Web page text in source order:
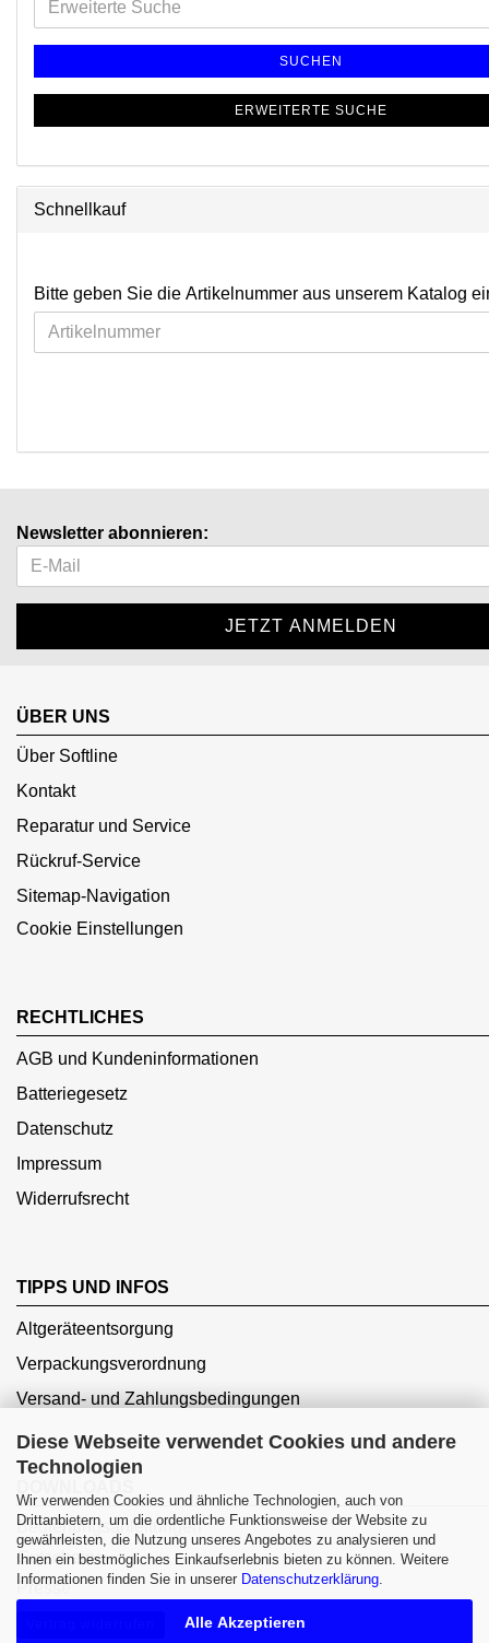
Diese Webseite verwendet Cookies und andere
Technologien
Wir verwenden Cookies und ähnliche Technologien, auch von
Drittanbietern, um die ordentliche Funktionsweise der Website zu
gewährleisten, die Nutzung unseres Angebotes zu analysieren und
Ihnen ein bestmögliches Einkaufserlebnis bieten zu können. Weitere
Informationen finden Sie in unserer Datenschutzerklärung.
Alle Akzeptieren
SUCHEN
ERWEITERTE SUCHE
Schnellkauf
Bitte geben Sie die Artikelnummer aus unserem Katalog
Newsletter abonnieren:
ÜBER UNS
Über Softline
Kontakt
Reparatur und Service
Rückruf-Service
Sitemap-Navigation
Cookie Einstellungen
RECHTLICHES
AGB und Kundeninformationen
Batteriegesetz
Datenschutz
Impressum
Widerrufsrecht
TIPPS UND INFOS
Altgeräteentsorgung
Verpackungsverordnung
Versand- und Zahlungsbedingungen
Bedienungsanleitungen
Gutscheine
Presse